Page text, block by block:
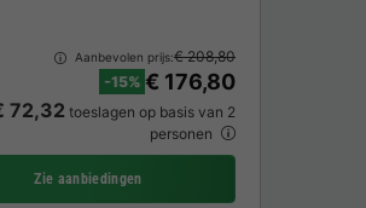
Vaatwasser Vriezer
Aanbevolen prijs:€ 208,80
-15% € 176,80
72,32 toeslagen op basis van 2
personen
Zie aanbiedingen